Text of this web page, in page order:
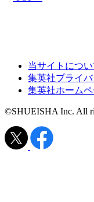
当サイトについ
集英社プライ
集英社ホーム
©SHUEISHA Inc. All